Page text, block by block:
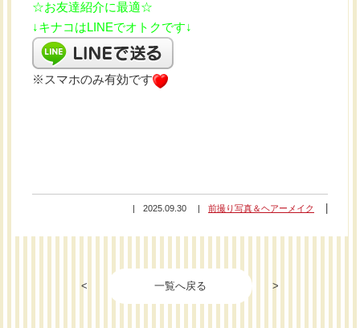
☆お友達紹介に最適☆
↓キナコはLINEでオトクです↓
※スマホのみ有効です
2025.09.30 前撮り写真＆ヘアーメイク
< 一覧へ戻る >